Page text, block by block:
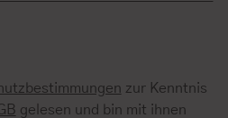
zur Kenntnis
gelesen und bin mit ihnen